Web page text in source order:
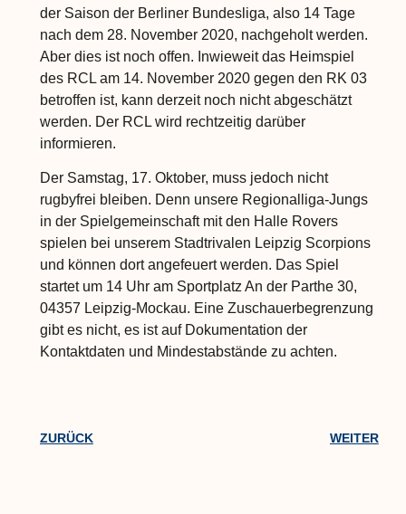
der Saison der Berliner Bundesliga, also 14 Tage
nach dem 28. November 2020, nachgeholt werden.
Aber dies ist noch offen. Inwieweit das Heimspiel
des RCL am 14. November 2020 gegen den RK 03
betroffen ist, kann derzeit noch nicht abgeschätzt
werden. Der RCL wird rechtzeitig darüber
informieren.
Der Samstag, 17. Oktober, muss jedoch nicht
rugbyfrei bleiben. Denn unsere Regionalliga-Jungs
in der Spielgemeinschaft mit den Halle Rovers
spielen bei unserem Stadtrivalen Leipzig Scorpions
und können dort angefeuert werden. Das Spiel
startet um 14 Uhr am Sportplatz An der Parthe 30,
04357 Leipzig-Mockau. Eine Zuschauerbegrenzung
gibt es nicht, es ist auf Dokumentation der
Kontaktdaten und Mindestabstände zu achten.
ZURÜCK WEITER